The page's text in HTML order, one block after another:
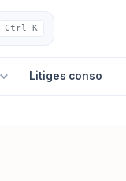
Ctrl K
Litiges conso